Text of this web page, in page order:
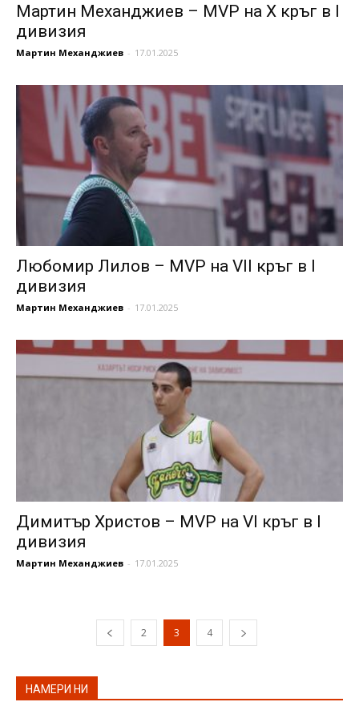
Мартин Механджиев – MVP на X кръг в I
дивизия
Мартин Механджиев - 17.01.2025
Любомир Лилов – MVP на VII кръг в I
дивизия
Мартин Механджиев - 17.01.2025
Димитър Христов – MVP на VI кръг в I
дивизия
Мартин Механджиев - 17.01.2025
2 3 4
НАМЕРИ НИ